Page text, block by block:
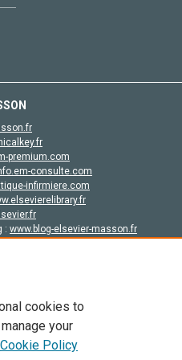
premium.com
consulte.com
infirmiere.com
: www.blog-elsevier-masson.fr
Tout les droits sont réservés,
cookies to
your
Cookie Policy